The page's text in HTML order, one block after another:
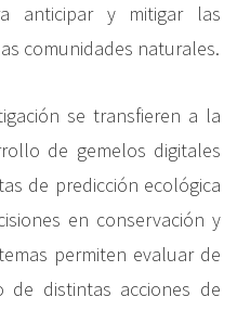
anticipar y mitigar las
comunidades naturales.
se transfieren a la
de gemelos digitales
de predicción ecológica
en conservación y
permiten evaluar de
de distintas acciones de